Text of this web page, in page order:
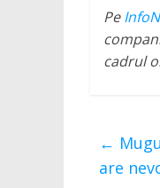
Pe
cadrul
←
are